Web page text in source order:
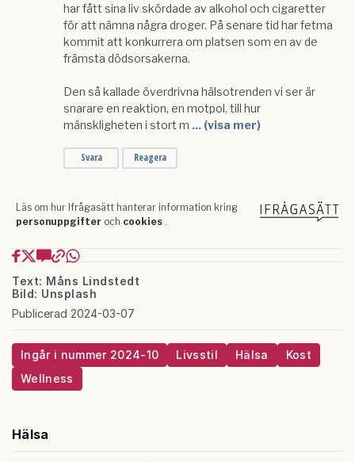
Text: Måns Lindstedt
Bild: Unsplash
Publicerad 2024-03-07
Ingår i nummer 2024-10 Livsstil Hälsa
Kost
Wellness
Hälsa